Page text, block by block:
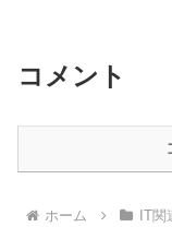
コメント
ホーム IT関